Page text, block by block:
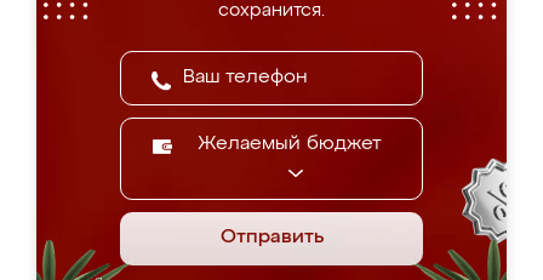
сохранится.
Желаемый бюджет
Отправить